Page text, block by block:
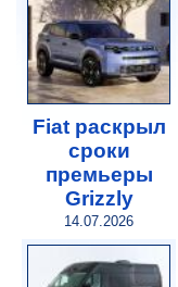
Fiat раскрыл
сроки
премьеры
Grizzly
14.07.2026